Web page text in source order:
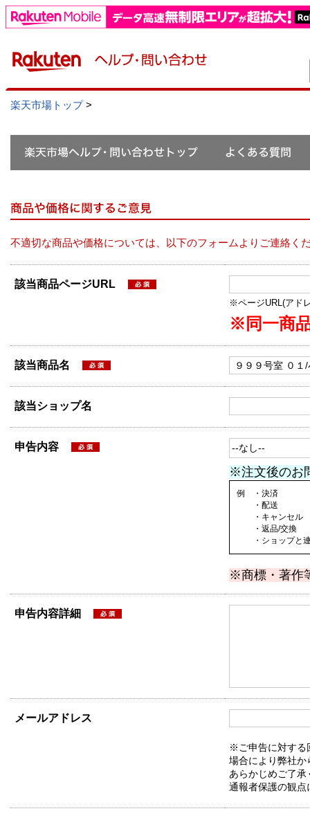
楽天市場トップ>
不適切な商品や価格については、以下のフォームよりご連絡く
該当商品ページURL
※ページURL(アド
※同一商
該当商品名
該当ショップ名
申告内容
※注文後のお
例 ・決済
・配送
・キャンセル
・返品/交換
・ショップと連
※商標・著作
申告内容詳細
メールアドレス
※ご申告に対する
場合により弊社か
あらかじめご了承
通報者保護の観点